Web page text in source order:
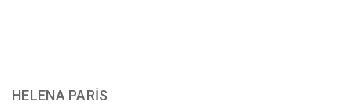
HELENA PARİS